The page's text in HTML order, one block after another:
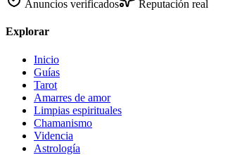
Anuncios verificados Reputación real
Explorar
Inicio
Guías
Tarot
Amarres de amor
Limpias espirituales
Chamanismo
Videncia
Astrología